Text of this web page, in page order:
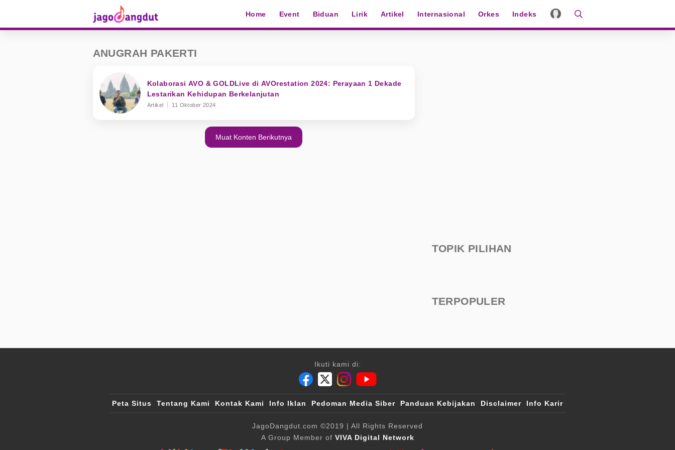
Home Event Biduan Lirik Artikel Internasional Orkes Indeks
ANUGRAH PAKERTI
Kolaborasi AVO & GOLDLive di AVOrestation 2024: Perayaan 1 Dekade
Lestarikan Kehidupan Berkelanjutan
Artikel 11 Oktober 2024
Muat Konten Berikutnya
TOPIK PILIHAN
TERPOPULER
Ikuti kami di:
Peta Situs Tentang Kami Kontak Kami Info Iklan Pedoman Media Siber Panduan Kebijakan Disclaimer Info Karir
JagoDangdut.com ©2019 | All Rights Reserved
A Group Member of VIVA Digital Network